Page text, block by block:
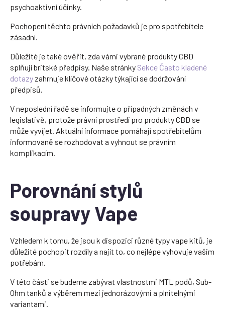
psychoaktivní účinky.
Pochopení těchto právních požadavků je pro spotřebitele
zásadní.
Důležité je také ověřit, zda vámi vybrané produkty CBD
splňují britské předpisy. Naše stránky Sekce Často kladené
dotazy zahrnuje klíčové otázky týkající se dodržování
předpisů.
V neposlední řadě se informujte o případných změnách v
legislativě, protože právní prostředí pro produkty CBD se
může vyvíjet. Aktuální informace pomáhají spotřebitelům
informovaně se rozhodovat a vyhnout se právním
komplikacím.
Porovnání stylů
soupravy Vape
Vzhledem k tomu, že jsou k dispozici různé typy vape kitů, je
důležité pochopit rozdíly a najít to, co nejlépe vyhovuje vašim
potřebám.
V této části se budeme zabývat vlastnostmi MTL podů, Sub-
Ohm tanků a výběrem mezi jednorázovými a plnitelnými
variantami.